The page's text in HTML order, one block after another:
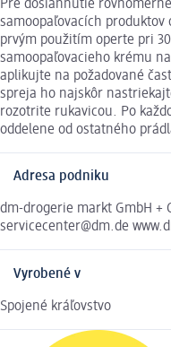
Pre dosiahnutie
samoopaľovacích produktov
prvým použitím operte pri
samoopaľovacieho krému
aplikujte na požadované
spreja ho najskôr
rozotrite rukavicou. Po
oddelene od ostatného
Adresa podniku
dm-drogerie markt GmbH +
servicecenter@dm.de
Vyrobené v
Spojené kráľovstvo